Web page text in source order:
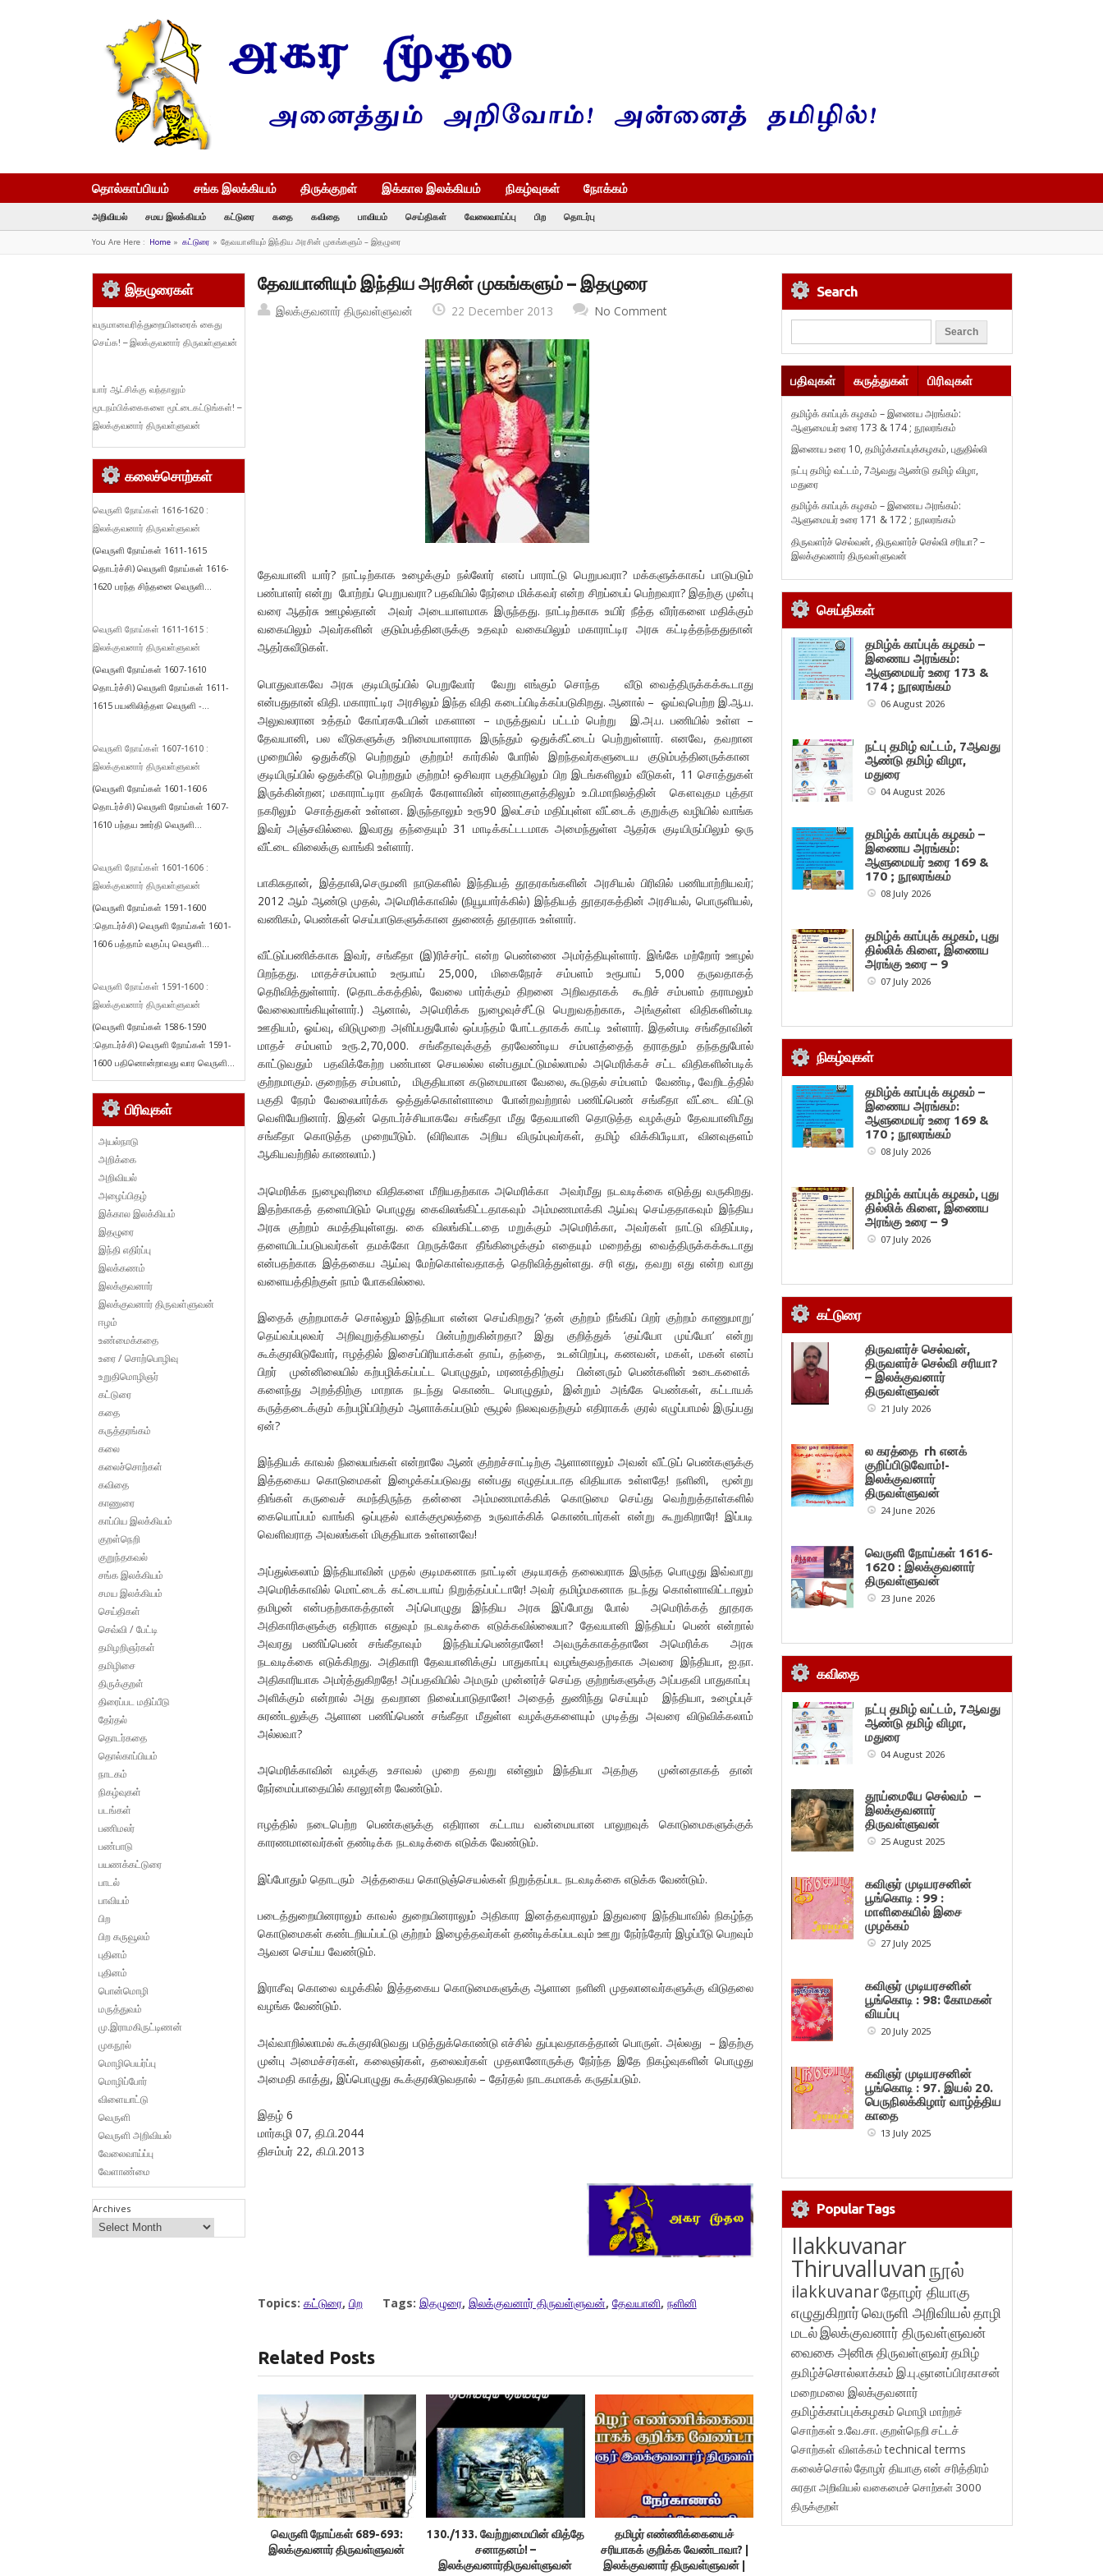
தொல்காப்பியம் சங்க இலக்கியம் திருக்குறள் இக்கால இலக்கியம் நிகழ்வுகள் நோக்கம்
அறிவியல் சமய இலக்கியம் கட்டுரை கதை கவிதை பாவியம் செய்திகள் வேலைவாய்ப்பு பிற தொடர்பு
You Are Here : Home» கட்டுரை » தேவயானியும் இந்திய அரசின் முகங்களும் – இதழுரை
தேவயானியும் இந்திய அரசின் முகங்களும் – இதழுரை
இலக்குவனார் திருவள்ளுவன் 22 December 2013 No Comment
தேவயானி யார்? நாட்டிற்காக உழைக்கும் நல்லோர் எனப் பாராட்டு பெறுபவரா? மக்களுக்காகப் பாடுபடும்
பண்பாளர் என்று போற்றப் பெறுபவரா? பதவியில் நேர்மை மிக்கவர் என்ற சிறப்பைப் பெற்றவரா? இதற்கு முன்பு
வரை ஆதர்சு ஊழல்தான் அவர் அடையாளமாக இருந்தது. நாட்டிற்காக உயிர் நீத்த வீரர்களை மதிக்கும்
வகையிலும் அவர்களின் குடும்பத்தினருக்கு உதவும் வகையிலும் மகாராட்டிர அரசு கட்டித்தந்ததுதான்
ஆதர்சுவீடுகள்.
பொதுவாகவே அரசு குடியிருப்பில் பெறுவோர் வேறு எங்கும் சொந்த வீடு வைத்திருக்கக்கூடாது
என்பதுதான் விதி. மகாராட்டிர அரசிலும் இந்த விதி கடைப்பிடிக்கப்படுகிறது. ஆனால் – ஓய்வுபெற்ற இ.ஆ.ப.
அலுவலரான உத்தம் கோப்ரகடேயின் மகளான – மருத்துவப் பட்டம் பெற்று இ.அ.ப. பணியில் உள்ள –
தேவயானி, பல வீடுகளுக்கு உரிமையாளராக இருந்தும் ஒதுக்கீட்டைப் பெற்றுள்ளார். எனவே, தவறான
முறையில் ஒதுக்கீடு பெற்றதும் குற்றம்! கார்கில் போரில் இறந்தவர்களுடைய குடும்பத்தினருக்கான
குடியிருப்பில் ஒதுக்கீடு பெற்றதும் குற்றம்! ஒசிவரா பகுதியிலும் பிற இடங்களிலும் வீடுகள், 11 சொத்துகள்
இருக்கின்றன; மகாராட்டிரா தவிரக் கேரளாவின் எர்ணாகுளத்திலும் உ.பி.மாநிலத்தின் கௌவுதம புத்தா
நகரிலும் சொத்துகள் உள்ளன. இருந்தாலும் உரூ90 இலட்சம் மதிப்புள்ள வீட்டைக் குறுக்கு வழியில் வாங்க
இவர் அஞ்சவில்லை. இவரது தந்தையும் 31 மாடிக்கட்டடமாக அமைந்துள்ள ஆதர்சு குடியிருப்பிலும் ஒரு
வீட்டை விலைக்கு வாங்கி உள்ளார்.
பாகிசுதான், இத்தாலி,செருமனி நாடுகளில் இந்தியத் தூதரகங்களின் அரசியல் பிரிவில் பணியாற்றியவர்;
2012 ஆம் ஆண்டு முதல், அமெரிக்காவில் (நியூயார்க்கில்) இந்தியத் தூதரகத்தின் அரசியல், பொருளியல்,
வணிகம், பெண்கள் செய்பாடுகளுக்கான துணைத் தூதராக உள்ளார்.
வீட்டுப்பணிக்காக இவர், சங்கீதா (இ)ரிச்சர்ட் என்ற பெண்ணை அமர்த்தியுள்ளார். இங்கே மற்றோர் ஊழல்
பிறந்தது. மாதச்சம்பளம் உரூபாய் 25,000, மிகைநேரச் சம்பளம் உரூபாய் 5,000 தருவதாகத்
தெரிவித்துள்ளார். (தொடக்கத்தில், வேலை பார்க்கும் திறனை அறிவதாகக் கூறிச் சம்பளம் தராமலும்
வேலைவாங்கியுள்ளார்.) ஆனால், அமெரிக்க நுழைவுச்சீட்டு பெறுவதற்காக, அங்குள்ள விதிகளின்படி
ஊதியம், ஓய்வு, விடுமுறை அளிப்பதுபோல் ஒப்பந்தம் போட்டதாகக் காட்டி உள்ளார். இதன்படி சங்கீதாவின்
மாதச் சம்பளம் உரூ.2,70,000. சங்கீதாவுக்குத் தரவேண்டிய சம்பளத்தைத் தராததும் தந்ததுபோல்
காட்டுவதும் பதவிக்கேற்ற பண்பான செயலல்ல என்பதுமட்டுமல்லாமல் அமெரிக்கச் சட்ட விதிகளின்படிக்
குற்றமாகும். குறைந்த சம்பளம், மிகுதியான கடுமையான வேலை, கூடுதல் சம்பளம் வேண்டி, வேறிடத்தில்
பகுதி நேரம் வேலைபார்க்க ஒத்துக்கொள்ளாமை போன்றவற்றால் பணிப்பெண் சங்கீதா வீட்டை விட்டு
வெளியேறினார். இதன் தொடர்ச்சியாகவே சங்கீதா மீது தேவயானி தொடுத்த வழக்கும் தேவயானிமீது
சங்கீதா கொடுத்த முறையீடும். (விரிவாக அறிய விரும்புவர்கள், தமிழ் விக்கிபீடியா, வினவுதளம்
ஆகியவற்றில் காணலாம்.)
அமெரிக்க நுழைவுரிமை விதிகளை மீறியதற்காக அமெரிக்கா அவர்மீது நடவடிக்கை எடுத்து வருகிறது.
இதற்காகத் தளையிடும் பொழுது கைவிலங்கிட்டதாகவும் அம்மணமாக்கி ஆய்வு செய்ததாகவும் இந்திய
அரசு குற்றம் சுமத்தியுள்ளது. கை விலங்கிட்டதை மறுக்கும் அமெரிக்கா, அவர்கள் நாட்டு விதிப்படி,
தளையிடப்படுபவர்கள் தமக்கோ பிறருக்கோ தீங்கிழைக்கும் எதையும் மறைத்து வைத்திருக்கக்கூடாது
என்பதற்காக இத்தகைய ஆய்வு மேற்கொள்வதாகத் தெரிவித்துள்ளது. சரி எது, தவறு எது என்ற வாது
வளையத்திற்குள் நாம் போகவில்லை.
இதைக் குற்றமாகச் சொல்லும் இந்தியா என்ன செய்கிறது? ‘தன் குற்றம் நீங்கிப் பிறர் குற்றம் காணுமாறு’
தெய்வப்புலவர் அறிவுறுத்தியதைப் பின்பற்றுகின்றதா? இது குறித்துக் ‘குய்யோ முய்யோ’ என்று
கூக்குரலிடுவோர், ஈழத்தில் இசைப்பிரியாக்கள் தாய், தந்தை, உடன்பிறப்பு, கணவன், மகள், மகன் எனப்
பிறர் முன்னிலையில் கற்பழிக்கப்பட்ட பொழுதும், மரணத்திற்குப் பின்னரும் பெண்களின் உடைகளைக்
களைந்து அறத்திற்கு மாறாக நடந்து கொண்ட பொழுதும், இன்றும் அங்கே பெண்கள், கட்டாயக்
கருத்தடைக்கும் கற்பழிப்பிற்கும் ஆளாக்கப்படும் சூழல் நிலவுவதற்கும் எதிராகக் குரல் எழுப்பாமல் இருப்பது
ஏன்?
இந்தியக் காவல் நிலையங்கள் என்றாலே ஆண் குற்றச்சாட்டிற்கு ஆளானாலும் அவன் வீட்டுப் பெண்களுக்கு
இத்தகைய கொடுமைகள் இழைக்கப்படுவது என்பது எழுதப்படாத விதியாக உள்ளதே! நளினி, மூன்று
திங்கள் கருவைச் சுமந்திருந்த தன்னை அம்மணமாக்கிக் கொடுமை செய்து வெற்றுத்தாள்களில்
கையொப்பம் வாங்கி ஒப்புதல் வாக்குமூலத்தை உருவாக்கிக் கொண்டார்கள் என்று கூறுகிறாரே! இப்படி
வெளிவராத அவலங்கள் மிகுதியாக உள்ளனவே!
அப்துல்கலாம் இந்தியாவின் முதல் குடிமகனாக நாட்டின் குடியரசுத் தலைவராக இருந்த பொழுது இவ்வாறு
அமெரிக்காவில் மொட்டைக் கட்டையாய் நிறுத்தப்பட்டாரே! அவர் தமிழ்மகனாக நடந்து கொள்ளாவிட்டாலும்
தமிழன் என்பதற்காகத்தான் அப்பொழுது இந்திய அரசு இப்போது போல் அமெரிக்கத் தூதரக
அதிகாரிகளுக்கு எதிராக எதுவும் நடவடிக்கை எடுக்கவில்லையா? தேவயானி இந்தியப் பெண் என்றால்
அவரது பணிப்பெண் சங்கீதாவும் இந்தியப்பெண்தானே! அவருக்காகத்தானே அமெரிக்க அரசு
நடவடிக்கை எடுக்கிறது. அதிகாரி தேவயானிக்குப் பாதுகாப்பு வழங்குவதற்காக அவரை இந்தியா, ஐ.நா.
அதிகாரியாக அமர்த்துகிறதே! அப்பதவியில் அமரும் முன்னர்ச் செய்த குற்றங்களுக்கு அப்பதவி பாதுகாப்பு
அளிக்கும் என்றால் அது தவறான நிலைப்பாடுதானே! அதைத் துணிந்து செய்யும் இந்தியா, உழைப்புச்
சுரண்டலுக்கு ஆளான பணிப்பெண் சங்கீதா மீதுள்ள வழக்குகளையும் முடித்து அவரை விடுவிக்கலாம்
அல்லவா?
அமெரிக்காவின் வழக்கு உசாவல் முறை தவறு என்னும் இந்தியா அதற்கு முன்னதாகத் தான்
நேர்மைப்பாதையில் காலூன்ற வேண்டும்.
ஈழத்தில் நடைபெற்ற பெண்களுக்கு எதிரான கட்டாய வன்மையான பாலுறவுக் கொடுமைகளுக்குக்
காரணமானவர்கள் தண்டிக்க நடவடிக்கை எடுக்க வேண்டும்.
இப்போதும் தொடரும் அத்தகைய கொடுஞ்செயல்கள் நிறுத்தப்பட நடவடிக்கை எடுக்க வேண்டும்.
படைத்துறையினராலும் காவல் துறையினராலும் அதிகார இனத்தவராலும் இதுவரை இந்தியாவில் நிகழ்ந்த
கொடுமைகள் கண்டறியப்பட்டு குற்றம் இழைத்தவர்கள் தண்டிக்கப்படவும் ஊறு நேர்ந்தோர் இழப்பீடு பெறவும்
ஆவன செய்ய வேண்டும்.
இராசீவு கொலை வழக்கில் இத்தகைய கொடுமைகளுக்கு ஆளான நளினி முதலானவர்களுக்கு விடுதலை
வழங்க வேண்டும்.
அவ்வாறில்லாமல் கூக்குரலிடுவது படுத்துக்கொண்டு எச்சில் துப்புவதாகத்தான் பொருள். அல்லது – இதற்கு
முன்பு அமைச்சர்கள், கலைஞர்கள், தலைவர்கள் முதலானோருக்கு நேர்ந்த இதே நிகழ்வுகளின் பொழுது
அமைதி காத்து, இப்பொழுது கூக்குரலிடுவதால் – தேர்தல் நாடகமாகக் கருதப்படும்.
இதழ் 6
மார்கழி 07, தி.பி.2044
திசம்பர் 22, கி.பி.2013
Topics: கட்டுரை, பிற Tags: இதழுரை, இலக்குவனார் திருவள்ளுவன், தேவயானி, நளினி
Related Posts
வெருளி நோய்கள் 689-693:
இலக்குவனார் திருவள்ளுவன்
130./133. வேற்றுமையின் வித்தே
சனாதனம்! –
இலக்குவனார்திருவள்ளுவன்
தமிழர் எண்ணிக்கையைச்
சரியாகக் குறிக்க வேண்டாவா? |
இலக்குவனார் திருவள்ளுவன் |
இதழுரைகள்
வருமானவரித்துறையினரைக் கைது
செய்க! – இலக்குவனார் திருவள்ளுவன்
யார் ஆட்சிக்கு வந்தாலும்
மூடநம்பிக்கைகளை மூட்டைகட்டுங்கள்! –
இலக்குவனார் திருவள்ளுவன்
கலைச்சொற்கள்
வெருளி நோய்கள் 1616-1620 :
இலக்குவனார் திருவள்ளுவன்
(வெருளி நோய்கள் 1611-1615
தொடர்ச்சி) வெருளி நோய்கள் 1616-
1620 பரந்த சிந்தனை வெருளி...
வெருளி நோய்கள் 1611-1615 :
இலக்குவனார் திருவள்ளுவன்
(வெருளி நோய்கள் 1607-1610
தொடர்ச்சி) வெருளி நோய்கள் 1611-
1615 பயனிலித்தள வெருளி -...
வெருளி நோய்கள் 1607-1610 :
இலக்குவனார் திருவள்ளுவன்
(வெருளி நோய்கள் 1601-1606
தொடர்ச்சி) வெருளி நோய்கள் 1607-
1610 பந்தய ஊர்தி வெருளி...
வெருளி நோய்கள் 1601-1606 :
இலக்குவனார் திருவள்ளுவன்
(வெருளி நோய்கள் 1591-1600
:தொடர்ச்சி) வெருளி நோய்கள் 1601-
1606 பத்தாம் வகுப்பு வெருளி...
வெருளி நோய்கள் 1591-1600 :
இலக்குவனார் திருவள்ளுவன்
(வெருளி நோய்கள் 1586-1590
:தொடர்ச்சி) வெருளி நோய்கள் 1591-
1600 பதினொன்றாவது வார வெருளி...
பிரிவுகள்
அயல்நாடு
அறிக்கை
அறிவியல்
அழைப்பிதழ்
இக்கால இலக்கியம்
இதழுரை
இந்தி எதிர்ப்பு
இலக்கணம்
இலக்குவனார்
இலக்குவனார் திருவள்ளுவன்
ஈழம்
உண்மைக்கதை
உரை / சொற்பொழிவு
உறுதிமொழிஞர்
கட்டுரை
கதை
கருத்தரங்கம்
கலை
கலைச்சொற்கள்
கவிதை
காணுரை
காப்பிய இலக்கியம்
குறள்நெறி
குறுந்தகவல்
சங்க இலக்கியம்
சமய இலக்கியம்
செய்திகள்
செவ்வி / பேட்டி
தமிழறிஞர்கள்
தமிழிசை
திருக்குறள்
திரைப்பட மதிப்பீடு
தேர்தல்
தொடர்கதை
தொல்காப்பியம்
நாடகம்
நிகழ்வுகள்
படங்கள்
பணிமலர்
பண்பாடு
பயணக்கட்டுரை
பாடல்
பாவியம்
பிற
பிற கருவூலம்
புதினம்
புதினம்
பொன்மொழி
மருத்துவம்
மு.இராமகிருட்டிணன்
முகநூல்
மொழிபெயர்ப்பு
மொழிப்போர்
விளையாட்டு
வெருளி
வெருளி அறிவியல்
வேலைவாய்ப்பு
வேளாண்மை
Archives
Search
பதிவுகள் கருத்துகள் பிரிவுகள்
தமிழ்க் காப்புக் கழகம் – இணைய அரங்கம்:
ஆளுமையர் உரை 173 & 174 ; நூலரங்கம்
இணைய உரை 10, தமிழ்க்காப்புக்கழகம், புதுதில்லி
நட்பு தமிழ் வட்டம், 7ஆவது ஆண்டு தமிழ் விழா,
மதுரை
தமிழ்க் காப்புக் கழகம் – இணைய அரங்கம்:
ஆளுமையர் உரை 171 & 172 ; நூலரங்கம்
திருவளர்ச் செல்வன், திருவளர்ச் செல்வி சரியா? –
இலக்குவனார் திருவள்ளுவன்
செய்திகள்
தமிழ்க் காப்புக் கழகம் –
இணைய அரங்கம்:
ஆளுமையர் உரை 173 &
174 ; நூலரங்கம்
06 August 2026
நட்பு தமிழ் வட்டம், 7ஆவது
ஆண்டு தமிழ் விழா,
மதுரை
04 August 2026
தமிழ்க் காப்புக் கழகம் –
இணைய அரங்கம்:
ஆளுமையர் உரை 169 &
170 ; நூலரங்கம்
08 July 2026
தமிழ்க் காப்புக் கழகம், புது
தில்லிக் கிளை, இணைய
அரங்கு உரை – 9
07 July 2026
நிகழ்வுகள்
தமிழ்க் காப்புக் கழகம் –
இணைய அரங்கம்:
ஆளுமையர் உரை 169 &
170 ; நூலரங்கம்
08 July 2026
தமிழ்க் காப்புக் கழகம், புது
தில்லிக் கிளை, இணைய
அரங்கு உரை – 9
07 July 2026
கட்டுரை
திருவளர்ச் செல்வன்,
திருவளர்ச் செல்வி சரியா?
– இலக்குவனார்
திருவள்ளுவன்
21 July 2026
ல கரத்தை rh எனக்
குறிப்பிடுவோம்!-
இலக்குவனார்
திருவள்ளுவன்
24 June 2026
வெருளி நோய்கள் 1616-
1620 : இலக்குவனார்
திருவள்ளுவன்
23 June 2026
கவிதை
நட்பு தமிழ் வட்டம், 7ஆவது
ஆண்டு தமிழ் விழா,
மதுரை
04 August 2026
தூய்மையே செல்வம் –
இலக்குவனார்
திருவள்ளுவன்
25 August 2025
கவிஞர் முடியரசனின்
பூங்கொடி : 99 :
மாளிகையில் இசை
முழக்கம்
27 July 2025
கவிஞர் முடியரசனின்
பூங்கொடி : 98: கோமகன்
வியப்பு
20 July 2025
கவிஞர் முடியரசனின்
பூங்கொடி : 97. இயல் 20.
பெருநிலக்கிழார் வாழ்த்திய
காதை
13 July 2025
Popular Tags
Ilakkuvanar
Thiruvalluvanநூல்
ilakkuvanarதோழர் தியாகு
எழுதுகிறார்வெருளி அறிவியல்தாழி
மடல்இலக்குவனார் திருவள்ளுவன்
வைகை அனிசுதிருவள்ளுவர்தமிழ்
தமிழ்ச்சொல்லாக்கம் இ.பு.ஞானப்பிரகாசன்
மறைமலை இலக்குவனார்
தமிழ்க்காப்புக்கழகம் மொழி மாற்றச்
சொற்கள்உ.வே.சா. குறள்நெறி சட்டச்
சொற்கள் விளக்கம்technical terms
கலைச்சொல்தோழர் தியாகுஎன் சரித்திரம்
சுரதாஅறிவியல் வகைமைச் சொற்கள் 3000
திருக்குறள்